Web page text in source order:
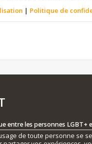
| Politique de
entre les personnes LGBT+
de toute personne se